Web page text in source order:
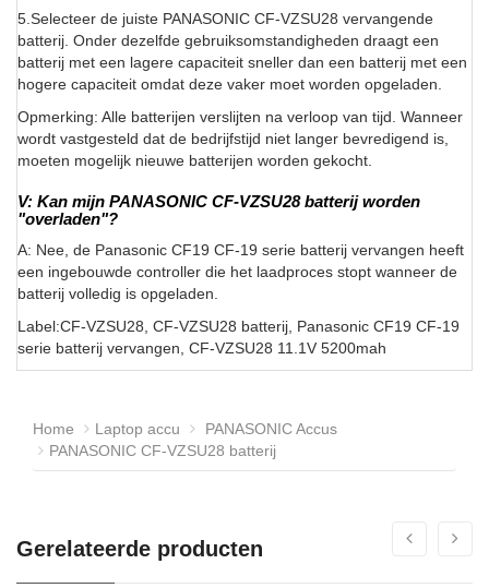
5.Selecteer de juiste PANASONIC CF-VZSU28 vervangende
batterij. Onder dezelfde gebruiksomstandigheden draagt een
batterij met een lagere capaciteit sneller dan een batterij met een
hogere capaciteit omdat deze vaker moet worden opgeladen.
Opmerking: Alle batterijen verslijten na verloop van tijd. Wanneer
wordt vastgesteld dat de bedrijfstijd niet langer bevredigend is,
moeten mogelijk nieuwe batterijen worden gekocht.
V: Kan mijn PANASONIC CF-VZSU28 batterij worden
"overladen"?
A: Nee, de Panasonic CF19 CF-19 serie batterij vervangen heeft
een ingebouwde controller die het laadproces stopt wanneer de
batterij volledig is opgeladen.
Label:CF-VZSU28, CF-VZSU28 batterij, Panasonic CF19 CF-19
serie batterij vervangen, CF-VZSU28 11.1V 5200mah
Home Laptop accu
PANASONIC Accus
PANASONIC CF-VZSU28 batterij
Gerelateerde producten